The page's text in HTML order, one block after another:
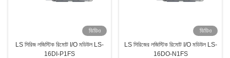
ভিডিও
LS সিরিজ লজিস্টিক রিমোট I/O মডিউল LS-
16DI-P1FS
ভিডিও
LS সিরিজের লজিস্টিক রিমোট I/O মডিউল LS-
16DO-N1FS